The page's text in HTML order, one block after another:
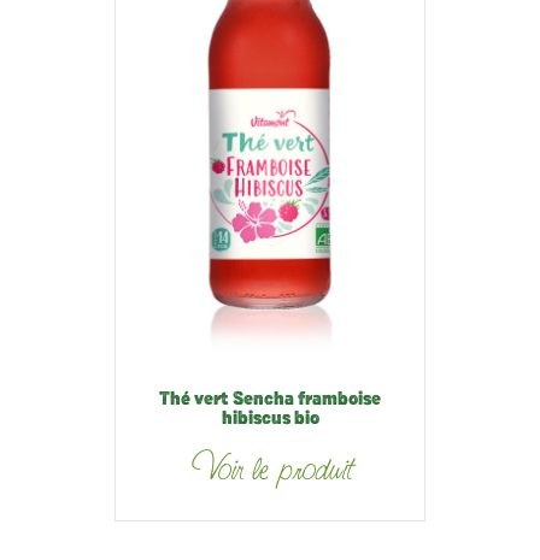
Thé vert Sencha framboise
hibiscus bio
Voir le produit